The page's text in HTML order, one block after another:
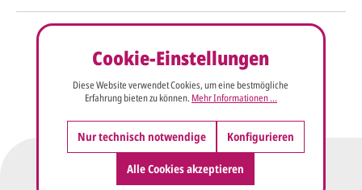
Sie senden uns IhreAnfrage
über dieses Formular mit Ihren
vorläufigen Wünschen für den
Druck.
Wir erstellen ein
Preisangebot
und im
Cookie-Einstellungen
Diese Website verwendet Cookies, um eine bestmögliche
Erfahrung bieten zu können. Mehr Informationen ...
Nur technisch notwendige Konfigurieren
Alle Cookies akzeptieren